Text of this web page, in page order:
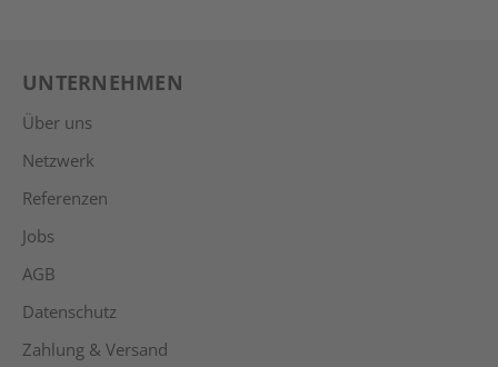
UNTERNEHMEN
Über uns
Netzwerk
Referenzen
Jobs
AGB
Datenschutz
Zahlung & Versand